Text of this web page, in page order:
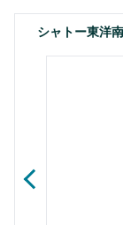
シャトー東洋